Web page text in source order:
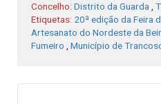
Concelho: Distrito da Guarda
Etiquetas: 20ª edição da Feira
Artesanato do Nordeste da
Fumeiro
Município de